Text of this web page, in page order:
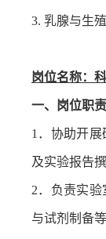
3. 乳腺与生
岗位名称：
一、岗位职责
1 ．协助开
及实验报告撰
2．负责实
与试剂制备等